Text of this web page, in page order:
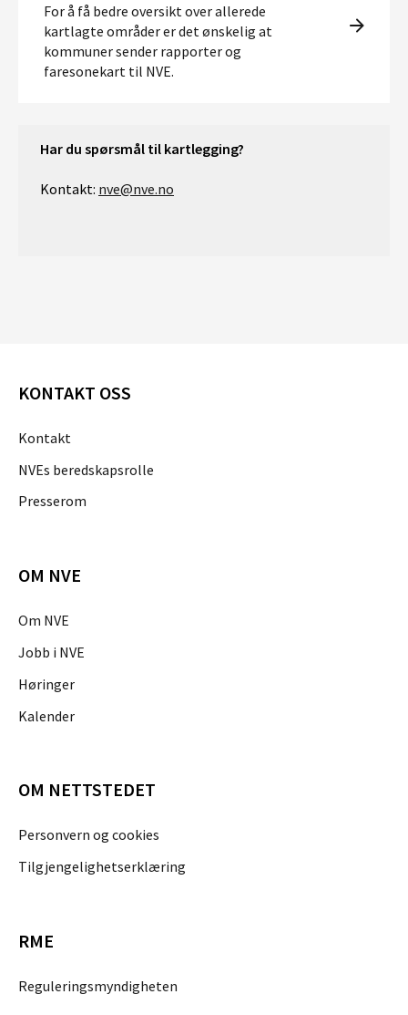
For å få bedre oversikt over allerede
kartlagte områder er det ønskelig at
kommuner sender rapporter og
faresonekart til NVE.
Har du spørsmål til kartlegging?
Kontakt: nve@nve.no
KONTAKT OSS
Kontakt
NVEs beredskapsrolle
Presserom
OM NVE
Om NVE
Jobb i NVE
Høringer
Kalender
OM NETTSTEDET
Personvern og cookies
Tilgjengelighetserklæring
RME
Reguleringsmyndigheten